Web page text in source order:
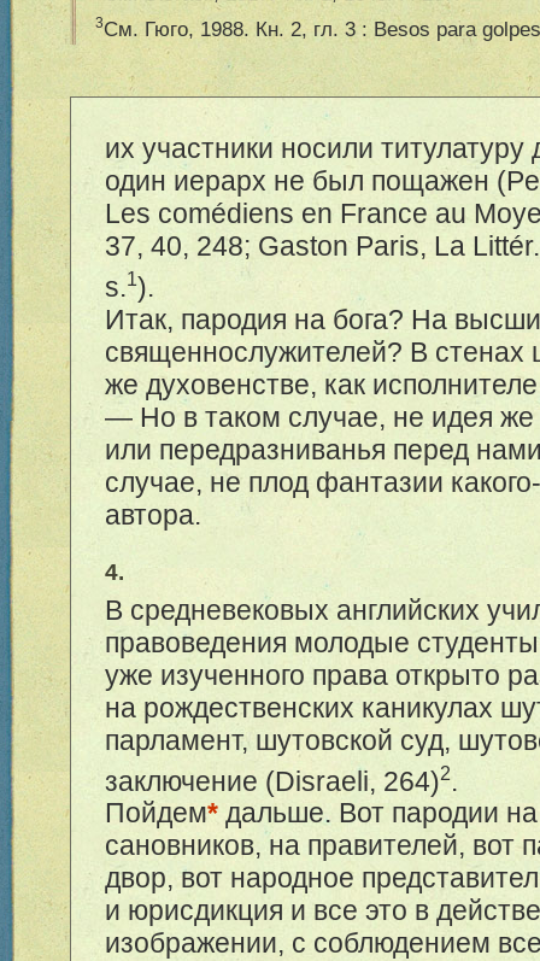
3См. Гюго, 1988. Кн. 2, гл. 3 : Besos para
их участники носили титулатуру
один иерарх не был пощажен
Les comédiens en France au
37, 40, 248; Gaston Paris, La Litté
s.1).
Итак, пародия на бога? На
священнослужителей? В стенах
же духовенстве, как
— Но в таком случае, не идея
или передразниванья перед
случае, не плод фантазии
автора.
4.
В средневековых английских
правоведения молодые
уже изученного права открыто
на рождественских каникулах
парламент, шутовской суд,
заключение (Disraeli, 264)2.
Пойдем* дальше. Вот пародии
сановников, на правителей, вот
двор, вот народное
и юрисдикция и все это в
изображении, с соблюдением